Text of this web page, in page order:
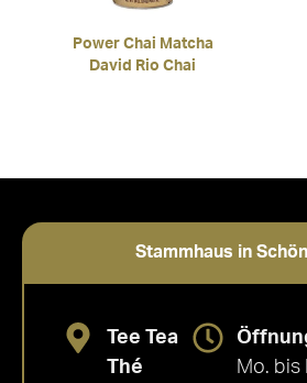
Power Chai Matcha
David Rio Chai
Stammhaus in
Tee Tea
Thé
Mo. bis